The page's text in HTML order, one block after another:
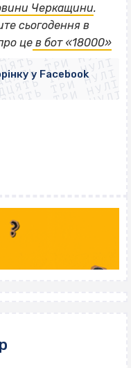
Черкащини.
сьогодення в
це в бот «18000»
ТРИ НУЛІ
ТРИ НУЛІ
ТРИ НУЛІ
ТРИ НУЛІ
ТРИ НУЛІ
ТРИ НУЛІ
ТРИ НУЛІ
ТРИ НУЛІ
у Facebook